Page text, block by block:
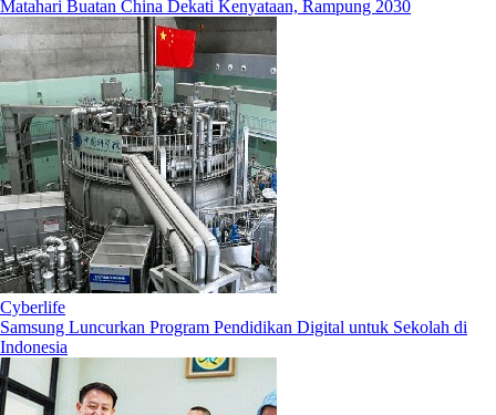
Matahari Buatan China Dekati Kenyataan, Rampung 2030
Cyberlife
Samsung Luncurkan Program Pendidikan Digital untuk Sekolah di
Indonesia